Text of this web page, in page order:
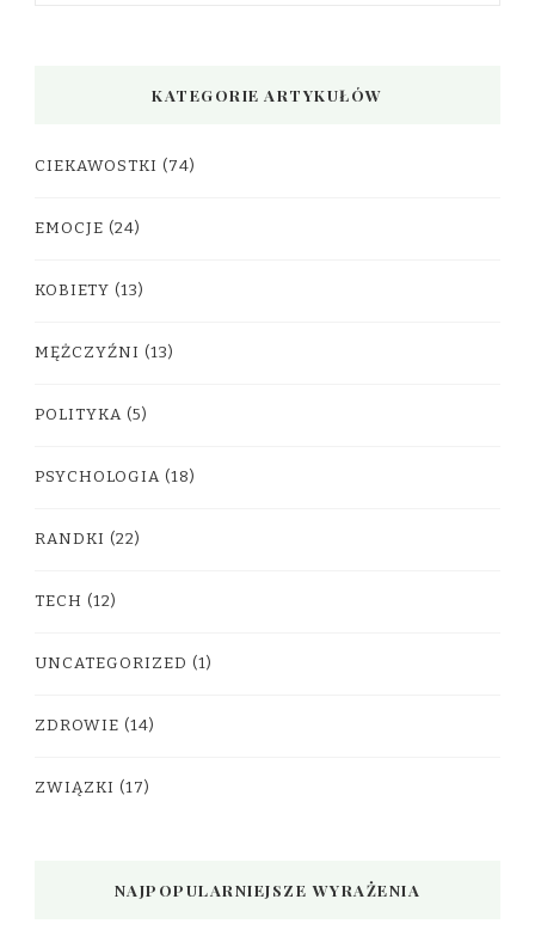
KATEGORIE ARTYKUŁÓW
CIEKAWOSTKI (74)
EMOCJE (24)
KOBIETY (13)
MĘŻCZYŹNI (13)
POLITYKA (5)
PSYCHOLOGIA (18)
RANDKI (22)
TECH (12)
UNCATEGORIZED (1)
ZDROWIE (14)
ZWIĄZKI (17)
NAJPOPULARNIEJSZE WYRAŻENIA